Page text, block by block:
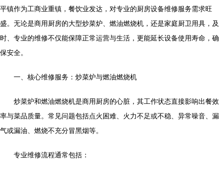
平镇作为工商业重镇，餐饮业发达，对专业的厨房设备维修服务需求旺
盛。无论是商用厨房的大型炒菜炉、燃油燃烧机，还是家庭厨卫用具，及
时、专业的维修不仅能保障正常运营与生活，更能延长设备使用寿命，确
保安全。
一、核心维修服务：炒菜炉与燃油燃烧机
炒菜炉和燃油燃烧机是商用厨房的心脏，其工作状态直接影响出餐效
率与菜品质量。常见问题包括点火困难、火力不足或不稳、异常噪音、漏
气或漏油、燃烧不充分冒黑烟等。
专业维修流程通常包括：